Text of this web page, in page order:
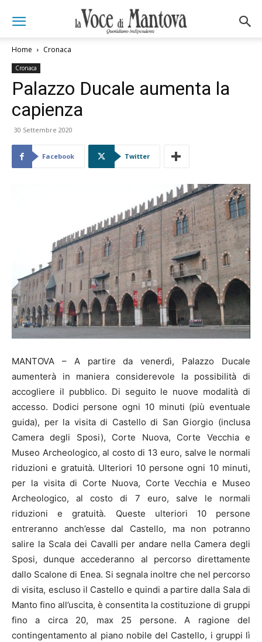
Home Cronaca
Cronaca
Palazzo Ducale aumenta la
capienza
30 Settembre 2020
Facebook Twitter
MANTOVA – A partire da venerdì, Palazzo Ducale
aumenterà in maniera considerevole la possibilità di
accogliere il pubblico. Di seguito le nuove modalità di
accesso. Dodici persone ogni 10 minuti (più eventuale
guida), per la visita di Castello di San Giorgio (inclusa
Camera degli Sposi), Corte Nuova, Corte Vecchia e
Museo Archeologico, al costo di 13 euro, salve le normali
riduzioni e gratuità. Ulteriori 10 persone ogni 10 minuti,
per la visita di Corte Nuova, Corte Vecchia e Museo
Archeologico, al costo di 7 euro, salve le normali
riduzioni e gratuità. Queste ulteriori 10 persone
entreranno anch’esse dal Castello, ma non potranno
salire la Scala dei Cavalli per andare nella Camera degli
Sposi, dunque accederanno al percorso direttamente
dallo Scalone di Enea. Si segnala inoltre che nel percorso
di visita, escluso il Castello e quindi a partire dalla Sala di
Manto fino all’uscita, è consentita la costituzione di gruppi
fino a circa 20, max 25 persone. A ragione del
contingentamento al piano nobile del Castello, i gruppi lì